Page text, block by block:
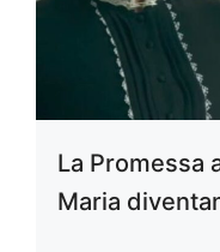
La Promessa
Maria